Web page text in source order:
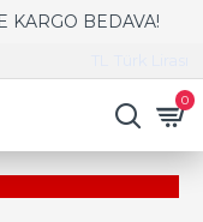
KARGO BEDAVA!
0